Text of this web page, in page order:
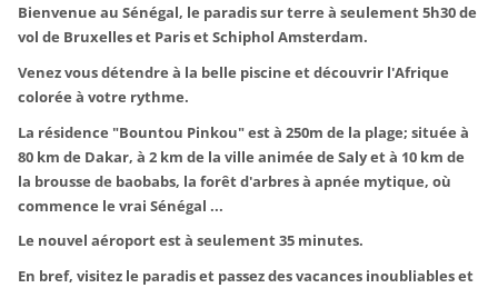
Bienvenue au Sénégal, le paradis sur terre à seulement 5h30 de
vol de Bruxelles et Paris et Schiphol Amsterdam.
Venez vous détendre à la belle piscine et découvrir l'Afrique
colorée à votre rythme.
La résidence "Bountou Pinkou" est à 250m de la plage; située à
80 km de Dakar, à 2 km de la ville animée de Saly et à 10 km de
la brousse de baobabs, la forêt d'arbres à apnée mytique, où
commence le vrai Sénégal ...
Le nouvel aéroport est à seulement 35 minutes.
En bref, visitez le paradis et passez des vacances inoubliables et